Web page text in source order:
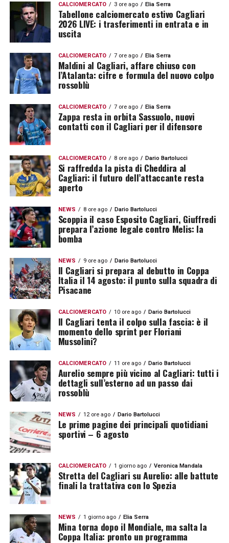
CALCIOMERCATO 3 ore ago Elia Serra
Tabellone calciomercato estivo Cagliari
2026 LIVE: i trasferimenti in entrata e in
uscita
CALCIOMERCATO 7 ore ago Elia Serra
Maldini al Cagliari, affare chiuso con
l’Atalanta: cifre e formula del nuovo colpo
rossoblù
CALCIOMERCATO 7 ore ago Elia Serra
Zappa resta in orbita Sassuolo, nuovi
contatti con il Cagliari per il difensore
CALCIOMERCATO 8 ore ago Dario Bartolucci
Si raffredda la pista di Cheddira al
Cagliari: il futuro dell’attaccante resta
aperto
NEWS 8 ore ago Dario Bartolucci
Scoppia il caso Esposito Cagliari, Giuffredi
prepara l’azione legale contro Melis: la
bomba
NEWS 9 ore ago Dario Bartolucci
Il Cagliari si prepara al debutto in Coppa
Italia il 14 agosto: il punto sulla squadra di
Pisacane
CALCIOMERCATO 10 ore ago Dario Bartolucci
Il Cagliari tenta il colpo sulla fascia: è il
momento dello sprint per Floriani
Mussolini?
CALCIOMERCATO 11 ore ago Dario Bartolucci
Aurelio sempre più vicino al Cagliari: tutti i
dettagli sull’esterno ad un passo dai
rossoblù
NEWS 12 ore ago Dario Bartolucci
Le prime pagine dei principali quotidiani
sportivi – 6 agosto
CALCIOMERCATO 1 giorno ago Veronica Mandala
Stretta del Cagliari su Aurelio: alle battute
finali la trattativa con lo Spezia
NEWS 1 giorno ago Elia Serra
Mina torna dopo il Mondiale, ma salta la
Coppa Italia: pronto un programma